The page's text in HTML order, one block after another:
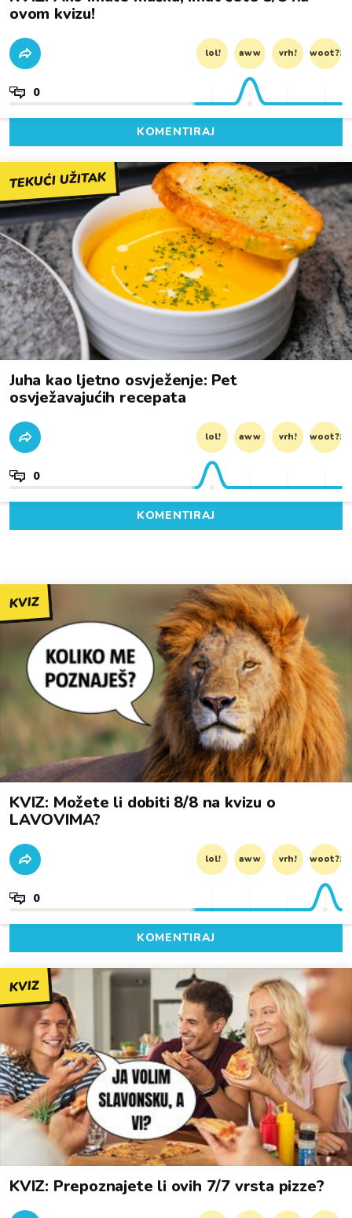
ovom kvizu!
lol! aww vrh! woot?!
0
KOMENTIRAJ
TEKUĆI UŽITAK
Juha kao ljetno osvježenje: Pet
osvježavajućih recepata
lol! aww vrh! woot?!
0
KOMENTIRAJ
KVIZ
KVIZ: Možete li dobiti 8/8 na kvizu o
LAVOVIMA?
lol! aww vrh! woot?!
0
KOMENTIRAJ
KVIZ
KVIZ: Prepoznajete li ovih 7/7 vrsta pizze?